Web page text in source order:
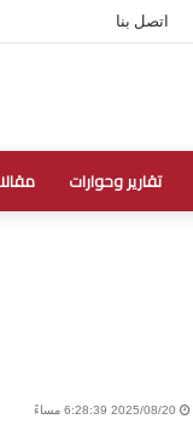
اتصل بنا
تقارير وحوارات
2025/08/20 6:28:39 مساءً